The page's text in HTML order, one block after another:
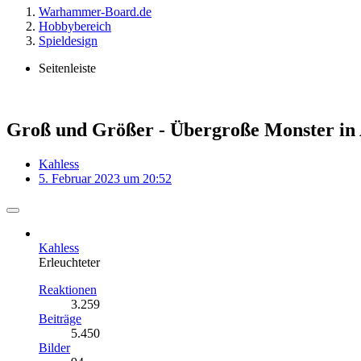
Warhammer-Board.de
Hobbybereich
Spieldesign
Seitenleiste
Groß und Größer - Übergroße Monster in
Kahless
5. Februar 2023 um 20:52
Kahless
Erleuchteter
Reaktionen
3.259
Beiträge
5.450
Bilder